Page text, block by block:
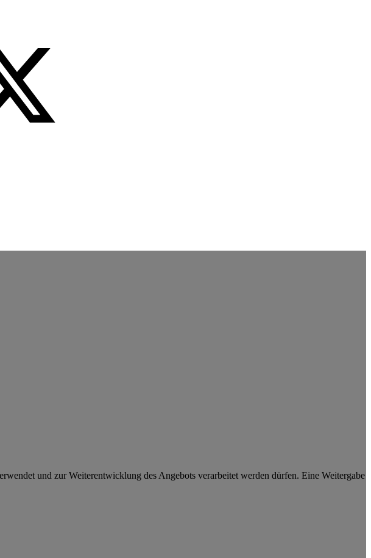
und zur Weiterentwicklung des Angebots verarbeitet werden dürfen. Eine Weitergabe